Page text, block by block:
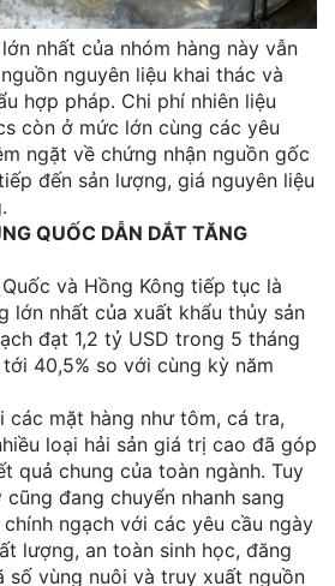
nhất của nhóm hàng này vẫn
nguyên liệu khai thác và
hợp pháp. Chi phí nhiên liệu
còn ở mức lớn cùng các yêu
ngặt về chứng nhận nguồn gốc
đến sản lượng, giá nguyên liệu
QUỐC DẪN DẮT TĂNG
và Hồng Kông tiếp tục là
lớn nhất của xuất khẩu thủy sản
đạt 1,2 tỷ USD trong 5 tháng
40,5% so với cùng kỳ năm
các mặt hàng như tôm, cá tra,
loại hải sản giá trị cao đã góp
quả chung của toàn ngành. Tuy
đang chuyển nhanh sang
ngạch với các yêu cầu ngày
lượng, an toàn sinh học, đăng
số vùng nuôi và truy xuất nguồn